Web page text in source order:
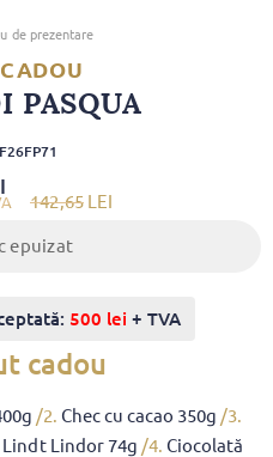
de prezentare
PASQUA
142,65 LEI
epuizat
500 lei + TVA
cadou
/2. Chec cu cacao 350g /3.
Lindor 74g /4. Ciocolată